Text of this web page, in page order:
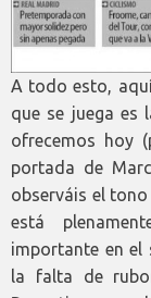
A todo esto,
que se juega es
ofrecemos hoy
portada de
observáis el
está
importante en el
la falta de